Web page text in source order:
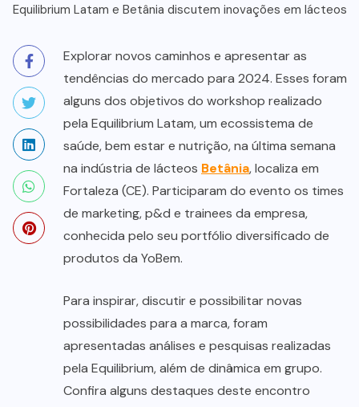
Equilibrium Latam e Betânia discutem inovações em lácteos
Explorar novos caminhos e apresentar as
tendências do mercado para 2024. Esses foram
alguns dos objetivos do workshop realizado
pela Equilibrium Latam, um ecossistema de
saúde, bem estar e nutrição, na última semana
na indústria de lácteos Betânia, localiza em
Fortaleza (CE). Participaram do evento os times
de marketing, p&d e trainees da empresa,
conhecida pelo seu portfólio diversificado de
produtos da YoBem.
Para inspirar, discutir e possibilitar novas
possibilidades para a marca, foram
apresentadas análises e pesquisas realizadas
pela Equilibrium, além de dinâmica em grupo.
Confira alguns destaques deste encontro